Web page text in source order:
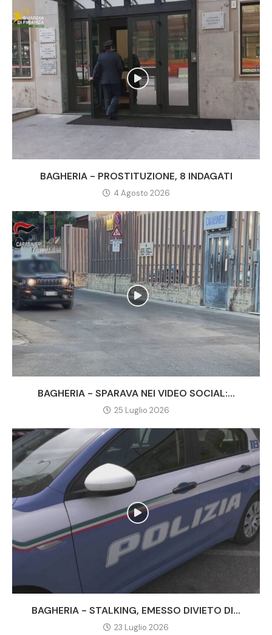
BAGHERIA - PROSTITUZIONE, 8 INDAGATI
4 Agosto 2026
BAGHERIA - SPARAVA NEI VIDEO SOCIAL:...
25 Luglio 2026
BAGHERIA - STALKING, EMESSO DIVIETO DI...
23 Luglio 2026